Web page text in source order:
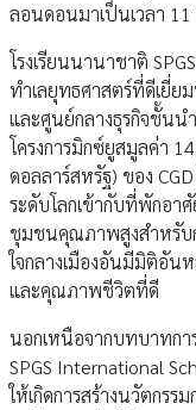
ลอนดอนมาเป็นเวลา
โรงเรียนนานาชาติ
ทำเลยุทธศาสตร์ที่ดีเยี่
และศูนย์กลางธุรกิจชั้นน
โครงการมิกซ์ยูสมูลค่า
ดอลลาร์สหรัฐ) ของ
ระดับโลกเข้ากับที่พักอาศั
ชุมชนคุณภาพสูงสำหรับ
ใจกลางเมืองอันมีมิติอัน
และคุณภาพชีวิตที่ดี
นอกเหนือจากบทบาทกา
SPGS International
ให้เกิดการสร้างนวัตกรร